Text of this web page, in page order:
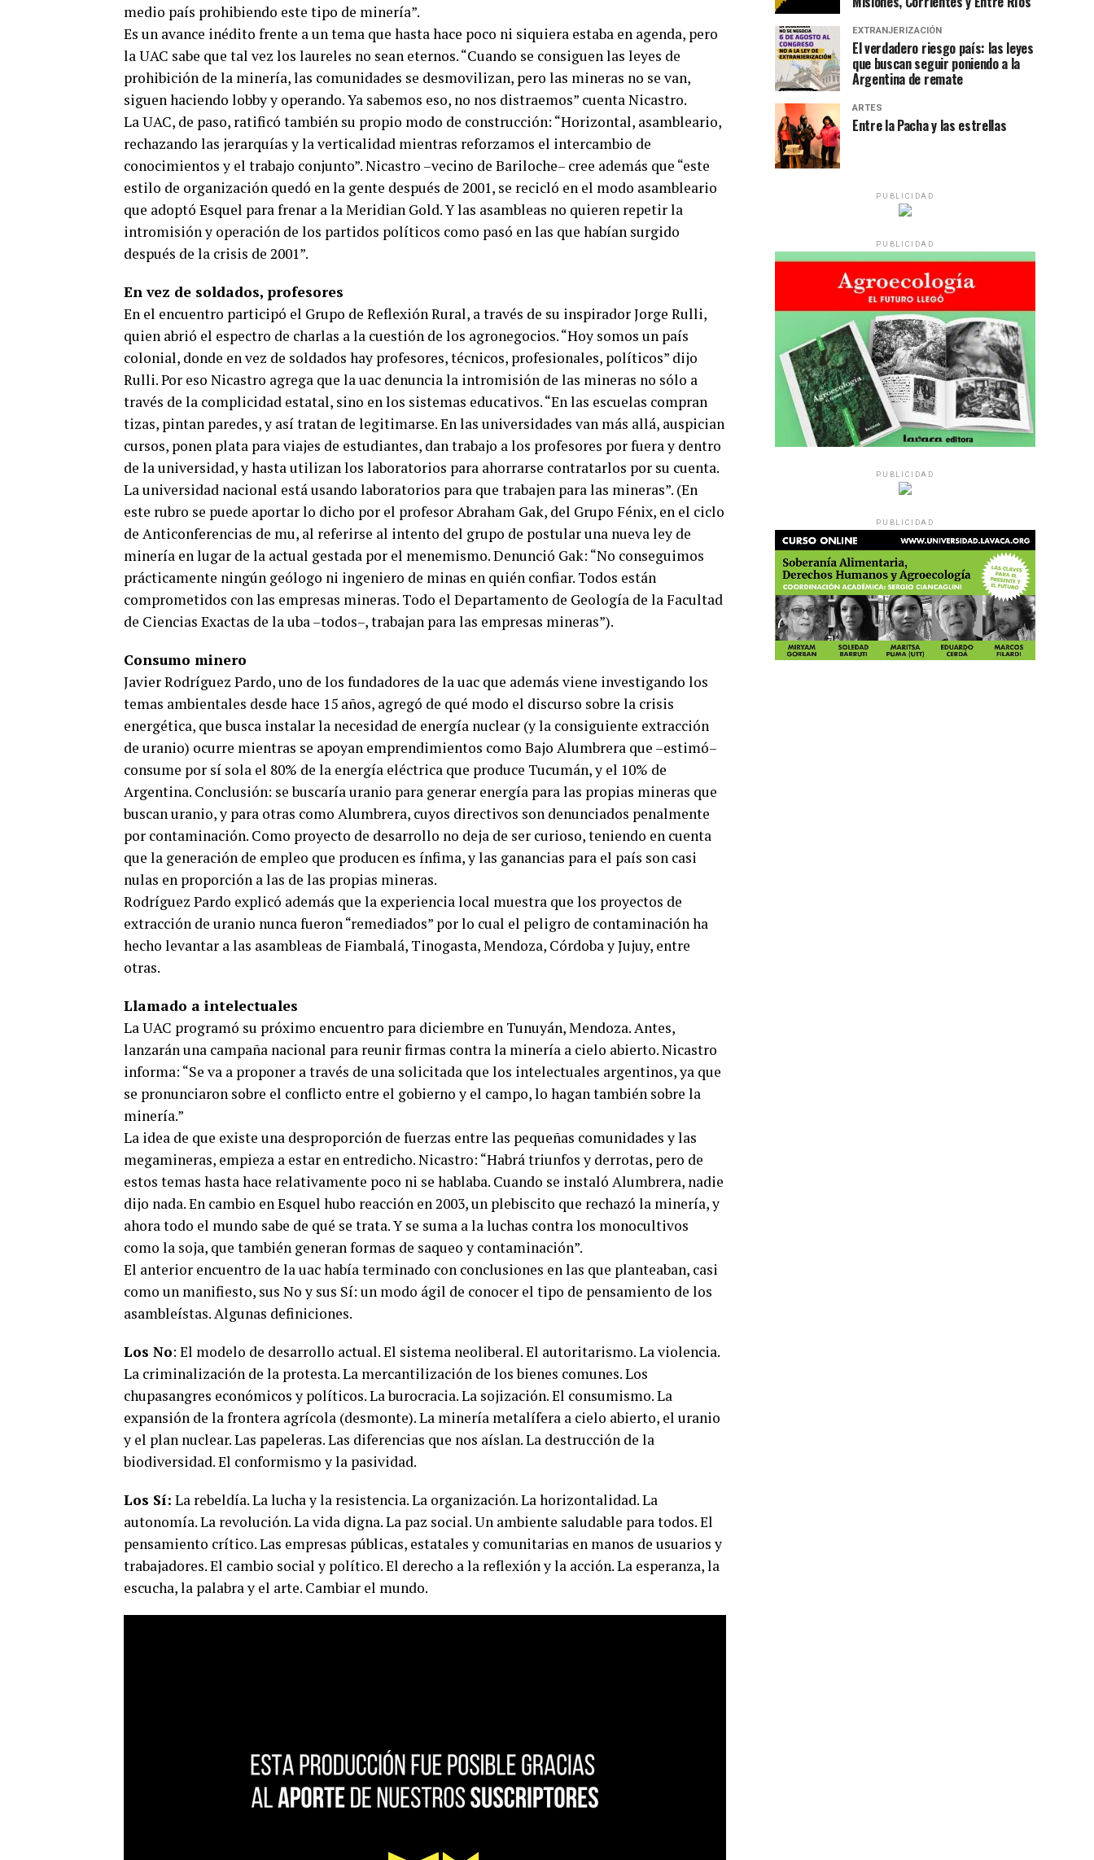
medio país prohibiendo este tipo de minería”.
Es un avance inédito frente a un tema que hasta hace poco ni siquiera estaba en agenda, pero
la UAC sabe que tal vez los laureles no sean eternos. “Cuando se consiguen las leyes de
prohibición de la minería, las comunidades se desmovilizan, pero las mineras no se van,
siguen haciendo lobby y operando. Ya sabemos eso, no nos distraemos” cuenta Nicastro.
La UAC, de paso, ratificó también su propio modo de construcción: “Horizontal, asambleario,
rechazando las jerarquías y la verticalidad mientras reforzamos el intercambio de
conocimientos y el trabajo conjunto”. Nicastro –vecino de Bariloche– cree además que “este
estilo de organización quedó en la gente después de 2001, se recicló en el modo asambleario
que adoptó Esquel para frenar a la Meridian Gold. Y las asambleas no quieren repetir la
intromisión y operación de los partidos políticos como pasó en las que habían surgido
después de la crisis de 2001”.
En vez de soldados, profesores
En el encuentro participó el Grupo de Reflexión Rural, a través de su inspirador Jorge Rulli,
quien abrió el espectro de charlas a la cuestión de los agronegocios. “Hoy somos un país
colonial, donde en vez de soldados hay profesores, técnicos, profesionales, políticos” dijo
Rulli. Por eso Nicastro agrega que la uac denuncia la intromisión de las mineras no sólo a
través de la complicidad estatal, sino en los sistemas educativos. “En las escuelas compran
tizas, pintan paredes, y así tratan de legitimarse. En las universidades van más allá, auspician
cursos, ponen plata para viajes de estudiantes, dan trabajo a los profesores por fuera y dentro
de la universidad, y hasta utilizan los laboratorios para ahorrarse contratarlos por su cuenta.
La universidad nacional está usando laboratorios para que trabajen para las mineras”. (En
este rubro se puede aportar lo dicho por el profesor Abraham Gak, del Grupo Fénix, en el ciclo
de Anticonferencias de mu, al referirse al intento del grupo de postular una nueva ley de
minería en lugar de la actual gestada por el menemismo. Denunció Gak: “No conseguimos
prácticamente ningún geólogo ni ingeniero de minas en quién confiar. Todos están
comprometidos con las empresas mineras. Todo el Departamento de Geología de la Facultad
de Ciencias Exactas de la uba –todos–, trabajan para las empresas mineras”).
Consumo minero
Javier Rodríguez Pardo, uno de los fundadores de la uac que además viene investigando los
temas ambientales desde hace 15 años, agregó de qué modo el discurso sobre la crisis
energética, que busca instalar la necesidad de energía nuclear (y la consiguiente extracción
de uranio) ocurre mientras se apoyan emprendimientos como Bajo Alumbrera que –estimó–
consume por sí sola el 80% de la energía eléctrica que produce Tucumán, y el 10% de
Argentina. Conclusión: se buscaría uranio para generar energía para las propias mineras que
buscan uranio, y para otras como Alumbrera, cuyos directivos son denunciados penalmente
por contaminación. Como proyecto de desarrollo no deja de ser curioso, teniendo en cuenta
que la generación de empleo que producen es ínfima, y las ganancias para el país son casi
nulas en proporción a las de las propias mineras.
Rodríguez Pardo explicó además que la experiencia local muestra que los proyectos de
extracción de uranio nunca fueron “remediados” por lo cual el peligro de contaminación ha
hecho levantar a las asambleas de Fiambalá, Tinogasta, Mendoza, Córdoba y Jujuy, entre
otras.
Llamado a intelectuales
La UAC programó su próximo encuentro para diciembre en Tunuyán, Mendoza. Antes,
lanzarán una campaña nacional para reunir firmas contra la minería a cielo abierto. Nicastro
informa: “Se va a proponer a través de una solicitada que los intelectuales argentinos, ya que
se pronunciaron sobre el conflicto entre el gobierno y el campo, lo hagan también sobre la
minería.”
La idea de que existe una desproporción de fuerzas entre las pequeñas comunidades y las
megamineras, empieza a estar en entredicho. Nicastro: “Habrá triunfos y derrotas, pero de
estos temas hasta hace relativamente poco ni se hablaba. Cuando se instaló Alumbrera, nadie
dijo nada. En cambio en Esquel hubo reacción en 2003, un plebiscito que rechazó la minería, y
ahora todo el mundo sabe de qué se trata. Y se suma a la luchas contra los monocultivos
como la soja, que también generan formas de saqueo y contaminación”.
El anterior encuentro de la uac había terminado con conclusiones en las que planteaban, casi
como un manifiesto, sus No y sus Sí: un modo ágil de conocer el tipo de pensamiento de los
asambleístas. Algunas definiciones.
Los No: El modelo de desarrollo actual. El sistema neoliberal. El autoritarismo. La violencia.
La criminalización de la protesta. La mercantilización de los bienes comunes. Los
chupasangres económicos y políticos. La burocracia. La sojización. El consumismo. La
expansión de la frontera agrícola (desmonte). La minería metalífera a cielo abierto, el uranio
y el plan nuclear. Las papeleras. Las diferencias que nos aíslan. La destrucción de la
biodiversidad. El conformismo y la pasividad.
Los Sí: La rebeldía. La lucha y la resistencia. La organización. La horizontalidad. La
autonomía. La revolución. La vida digna. La paz social. Un ambiente saludable para todos. El
pensamiento crítico. Las empresas públicas, estatales y comunitarias en manos de usuarios y
trabajadores. El cambio social y político. El derecho a la reflexión y la acción. La esperanza, la
escucha, la palabra y el arte. Cambiar el mundo.
EXTRANJERIZACIÓN
El verdadero riesgo país: las leyes
que buscan seguir poniendo a la
Argentina de remate
ARTES
Entre la Pacha y las estrellas
PUBLICIDAD
PUBLICIDAD
PUBLICIDAD
PUBLICIDAD